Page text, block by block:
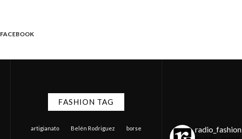
FACEBOOK
FASHION TAG
artigianato Belén Rodriguez borse radio_fashion